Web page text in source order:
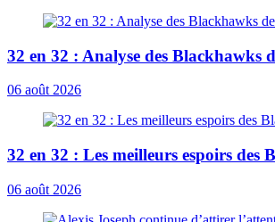
32 en 32 : Analyse des Blackhawks
06 août 2026
32 en 32 : Les meilleurs espoirs des
06 août 2026